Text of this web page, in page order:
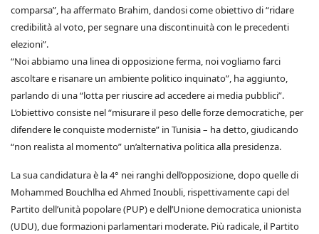
comparsa”, ha affermato Brahim, dandosi come obiettivo di “ridare
credibilità al voto, per segnare una discontinuità con le precedenti
elezioni”.
“Noi abbiamo una linea di opposizione ferma, noi vogliamo farci
ascoltare e risanare un ambiente politico inquinato”, ha aggiunto,
parlando di una “lotta per riuscire ad accedere ai media pubblici”.
L’obiettivo consiste nel “misurare il peso delle forze democratiche, per
difendere le conquiste moderniste” in Tunisia – ha detto, giudicando
“non realista al momento” un’alternativa politica alla presidenza.
La sua candidatura è la 4° nei ranghi dell’opposizione, dopo quelle di
Mohammed Bouchlha ed Ahmed Inoubli, rispettivamente capi del
Partito dell’unità popolare (PUP) e dell’Unione democratica unionista
(UDU), due formazioni parlamentari moderate. Più radicale, il Partito